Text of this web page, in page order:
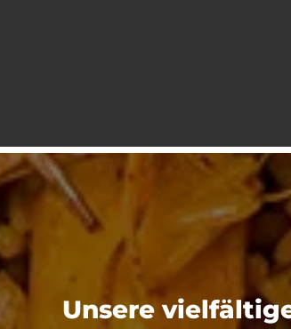
Unsere